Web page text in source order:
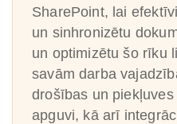
SharePoint, lai
un sinhronizētu
un optimizētu šo rīku
savām darba
drošības un
apguvi, kā arī